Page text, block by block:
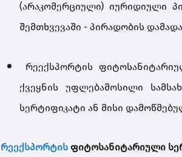
(არაკომერციული) იურიდიული
შემთხვევაში - პირადობის
რეექსპორტის
ქვეყნის უფლებამოსილი
სერტიფიკატი ან მისი
რეექსპორტისფიტოსანიტარიული